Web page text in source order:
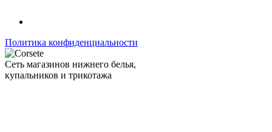
Политика конфиденциальности
Сеть магазинов нижнего белья,
купальников и трикотажа